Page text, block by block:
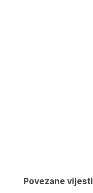
Povezane vijesti